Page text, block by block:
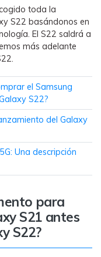
restablecer los
dispositivos
tanto de todo en
toda la
S22 basándonos en
El S22 saldrá a
más adelante
el Samsung
S22?
del Galaxy
Una descripción
para
S21 antes
S22?